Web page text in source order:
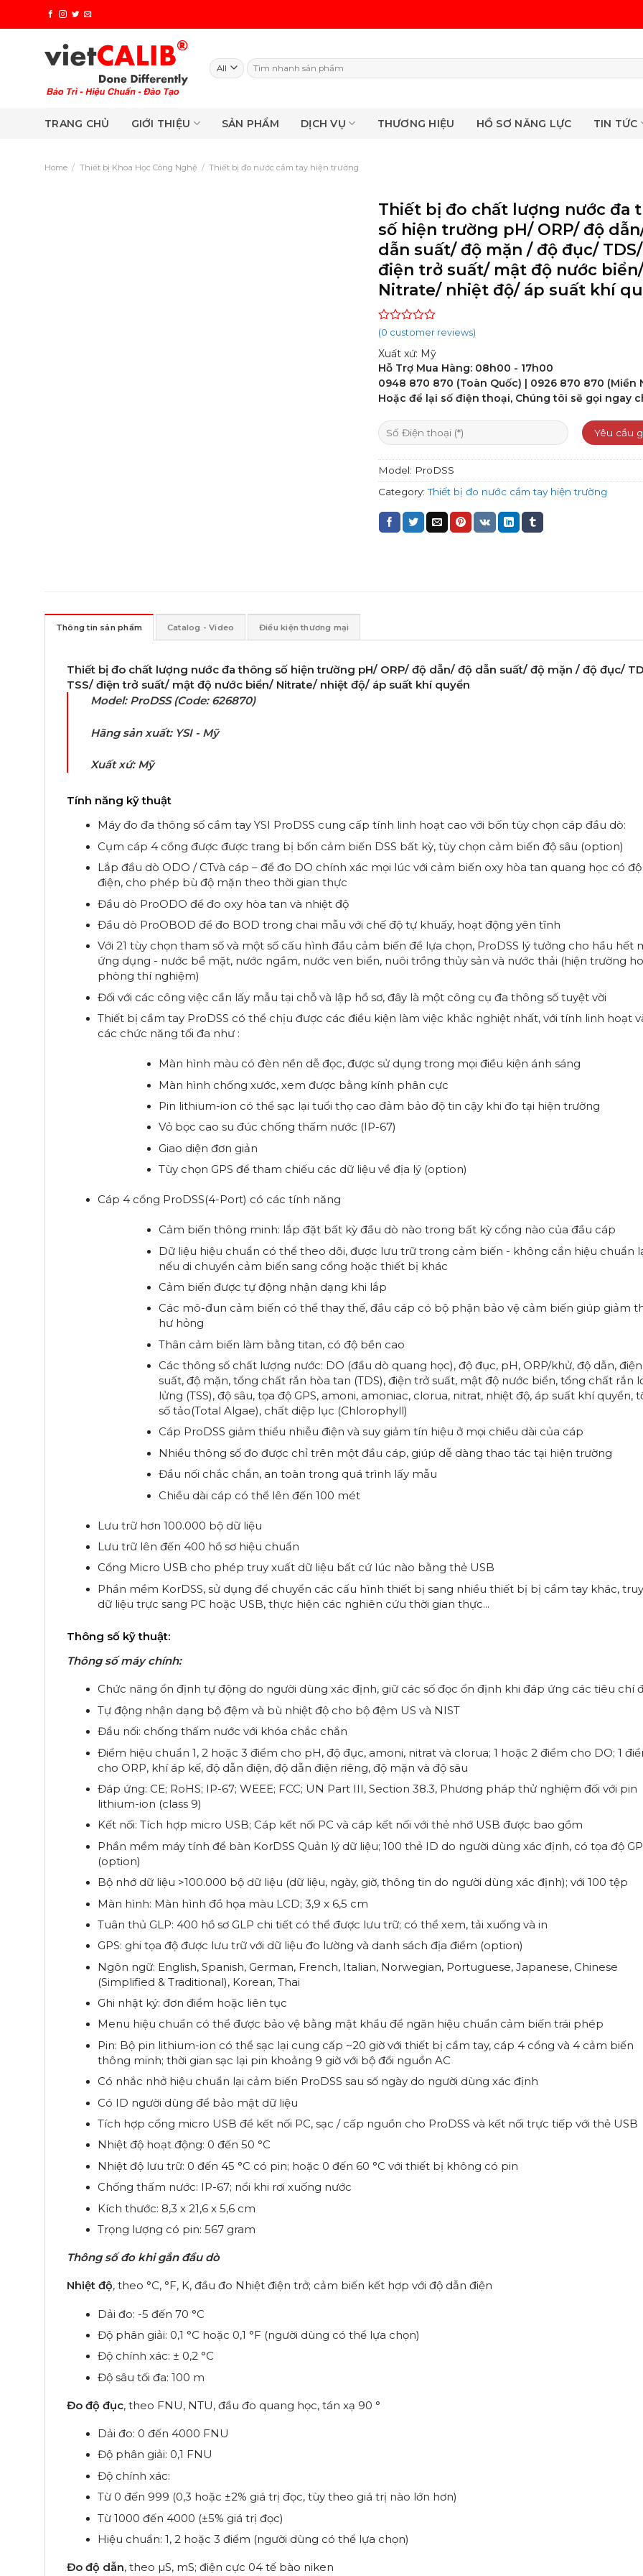
content
Search
for:
TRANG CHỦ GIỚI THIỆU SẢN PHẨM DỊCH VỤ THƯƠNG HIỆU HỒ SƠ NĂNG LỰC TIN TỨC
Home / Thiết bị Khoa Học Công Nghệ / Thiết bị đo nước cầm tay hiện trường
Thiết bị đo chất lượng nước đa
số hiện trường pH/ ORP/ độ
dẫn suất/ độ mặn / độ đục/ TDS/
điện trở suất/ mật độ nước biển/
Nitrate/ nhiệt độ/ áp suất khí
Rated
out
of
5
(0 customer reviews)
Xuất xứ: Mỹ
Hỗ Trợ Mua Hàng: 08h00 - 17h00
0948 870 870 (Toàn Quốc) | 0926 870 870 (Miền
Hoặc để lại số điện thoại, Chúng tôi sẽ gọi ngay
Model: ProDSS
Category:Thiết bị đo nước cầm tay hiện trường
Thông tin sản phẩm Catalog - Video Điều kiện thương mại
Thiết bị đo chất lượng nước đa thông số hiện trường pH/ ORP/ độ dẫn/ độ dẫn suất/ độ mặn / độ đục/
TSS/ điện trở suất/ mật độ nước biển/ Nitrate/ nhiệt độ/ áp suất khí quyển
Model: ProDSS (Code: 626870)
Hãng sản xuất: YSI - Mỹ
Xuất xứ: Mỹ
Tính năng kỹ thuật
Máy đo đa thông số cầm tay YSI ProDSS cung cấp tính linh hoạt cao với bốn tùy chọn cáp đầu dò:
Cụm cáp 4 cổng được được trang bị bốn cảm biến DSS bất kỳ, tùy chọn cảm biến độ sâu (option)
Lắp đầu dò ODO / CTvà cáp – để đo DO chính xác mọi lúc với cảm biến oxy hòa tan quang học có
điện, cho phép bù độ mặn theo thời gian thực
Đầu dò ProODO để đo oxy hòa tan và nhiệt độ
Đầu dò ProOBOD để đo BOD trong chai mẫu với chế độ tự khuấy, hoạt động yên tĩnh
Với 21 tùy chọn tham số và một số cấu hình đầu cảm biến để lựa chọn, ProDSS lý tưởng cho hầu hết
ứng dụng - nước bề mặt, nước ngầm, nước ven biển, nuôi trồng thủy sản và nước thải (hiện trường
phòng thí nghiệm)
Đối với các công việc cần lấy mẫu tại chỗ và lập hồ sơ, đây là một công cụ đa thông số tuyệt vời
Thiết bị cầm tay ProDSS có thể chịu được các điều kiện làm việc khắc nghiệt nhất, với tính linh hoạt
các chức năng tối đa như :
Màn hình màu có đèn nền dễ đọc, được sử dụng trong mọi điều kiện ánh sáng
Màn hình chống xước, xem được bằng kính phân cực
Pin lithium-ion có thể sạc lại tuổi thọ cao đảm bảo độ tin cậy khi đo tại hiện trường
Vỏ bọc cao su đúc chống thấm nước (IP-67)
Giao diện đơn giản
Tùy chọn GPS để tham chiếu các dữ liệu về địa lý (option)
Cáp 4 cổng ProDSS(4-Port) có các tính năng
Cảm biến thông minh: lắp đặt bất kỳ đầu dò nào trong bất kỳ cổng nào của đầu cáp
Dữ liệu hiệu chuẩn có thể theo dõi, được lưu trữ trong cảm biến - không cần hiệu chuẩn
nếu di chuyển cảm biến sang cổng hoặc thiết bị khác
Cảm biến được tự động nhận dạng khi lắp
Các mô-đun cảm biến có thể thay thế, đầu cáp có bộ phận bảo vệ cảm biến giúp giảm
hư hỏng
Thân cảm biến làm bằng titan, có độ bền cao
Các thông số chất lượng nước: DO (đầu dò quang học), độ đục, pH, ORP/khử, độ dẫn,
suất, độ mặn, tổng chất rắn hòa tan (TDS), điện trở suất, mật độ nước biển, tổng chất rắn
lửng (TSS), độ sâu, tọa độ GPS, amoni, amoniac, clorua, nitrat, nhiệt độ, áp suất khí quyển,
số tảo(Total Algae), chất diệp lục (Chlorophyll)
Cáp ProDSS giảm thiểu nhiễu điện và suy giảm tín hiệu ở mọi chiều dài của cáp
Nhiều thông số đo được chỉ trên một đầu cáp, giúp dễ dàng thao tác tại hiện trường
Đầu nối chắc chắn, an toàn trong quá trình lấy mẫu
Chiều dài cáp có thể lên đến 100 mét
Lưu trữ hơn 100.000 bộ dữ liệu
Lưu trữ lên đến 400 hồ sơ hiệu chuẩn
Cổng Micro USB cho phép truy xuất dữ liệu bất cứ lúc nào bằng thẻ USB
Phần mềm KorDSS, sử dụng để chuyển các cấu hình thiết bị sang nhiều thiết bị bị cầm tay khác,
dữ liệu trực sang PC hoặc USB, thực hiện các nghiên cứu thời gian thực...
Thông số kỹ thuật:
Thông số máy chính:
Chức năng ổn định tự động do người dùng xác định, giữ các số đọc ổn định khi đáp ứng các tiêu chí
Tự động nhận dạng bộ đệm và bù nhiệt độ cho bộ đệm US và NIST
Đầu nối: chống thấm nước với khóa chắc chắn
Điểm hiệu chuẩn 1, 2 hoặc 3 điểm cho pH, độ đục, amoni, nitrat và clorua; 1 hoặc 2 điểm cho DO; 1
cho ORP, khí áp kế, độ dẫn điện, độ dẫn điện riêng, độ mặn và độ sâu
Đáp ứng: CE; RoHS; IP-67; WEEE; FCC; UN Part III, Section 38.3, Phương pháp thử nghiệm đối với pin
lithium-ion (class 9)
Kết nối: Tích hợp micro USB; Cáp kết nối PC và cáp kết nối với thẻ nhớ USB được bao gồm
Phần mềm máy tính để bàn KorDSS Quản lý dữ liệu; 100 thẻ ID do người dùng xác định, có tọa độ
(option)
Bộ nhớ dữ liệu >100.000 bộ dữ liệu (dữ liệu, ngày, giờ, thông tin do người dùng xác định); với 100 tệp
Màn hình: Màn hình đồ họa màu LCD; 3,9 x 6,5 cm
Tuân thủ GLP: 400 hồ sơ GLP chi tiết có thể được lưu trữ; có thể xem, tải xuống và in
GPS: ghi tọa độ được lưu trữ với dữ liệu đo lường và danh sách địa điểm (option)
Ngôn ngữ: English, Spanish, German, French, Italian, Norwegian, Portuguese, Japanese, Chinese
(Simplified & Traditional), Korean, Thai
Ghi nhật ký: đơn điểm hoặc liên tục
Menu hiệu chuẩn có thể được bảo vệ bằng mật khẩu để ngăn hiệu chuẩn cảm biến trái phép
Pin: Bộ pin lithium-ion có thể sạc lại cung cấp ~20 giờ với thiết bị cầm tay, cáp 4 cổng và 4 cảm biến
thông minh; thời gian sạc lại pin khoảng 9 giờ với bộ đổi nguồn AC
Có nhắc nhở hiệu chuẩn lại cảm biến ProDSS sau số ngày do người dùng xác định
Có ID người dùng để bảo mật dữ liệu
Tích hợp cổng micro USB để kết nối PC, sạc / cấp nguồn cho ProDSS và kết nối trực tiếp với thẻ USB
Nhiệt độ hoạt động: 0 đến 50 °C
Nhiệt độ lưu trữ: 0 đến 45 °C có pin; hoặc 0 đến 60 °C với thiết bị không có pin
Chống thấm nước: IP-67; nổi khi rơi xuống nước
Kích thước: 8,3 x 21,6 x 5,6 cm
Trọng lượng có pin: 567 gram
Thông số đo khi gắn đầu dò
Nhiệt độ, theo °C, °F, K, đầu đo Nhiệt điện trở; cảm biến kết hợp với độ dẫn điện
Dải đo: -5 đến 70 °C
Độ phân giải: 0,1 °C hoặc 0,1 °F (người dùng có thể lựa chọn)
Độ chính xác: ± 0,2 °C
Độ sâu tối đa: 100 m
Đo độ đục, theo FNU, NTU, đầu đo quang học, tán xạ 90 °
Dải đo: 0 đến 4000 FNU
Độ phân giải: 0,1 FNU
Độ chính xác:
Từ 0 đến 999 (0,3 hoặc ±2% giá trị đọc, tùy theo giá trị nào lớn hơn)
Từ 1000 đến 4000 (±5% giá trị đọc)
Hiệu chuẩn: 1, 2 hoặc 3 điểm (người dùng có thể lựa chọn)
Đo độ dẫn, theo µS, mS; điện cực 04 tế bào niken